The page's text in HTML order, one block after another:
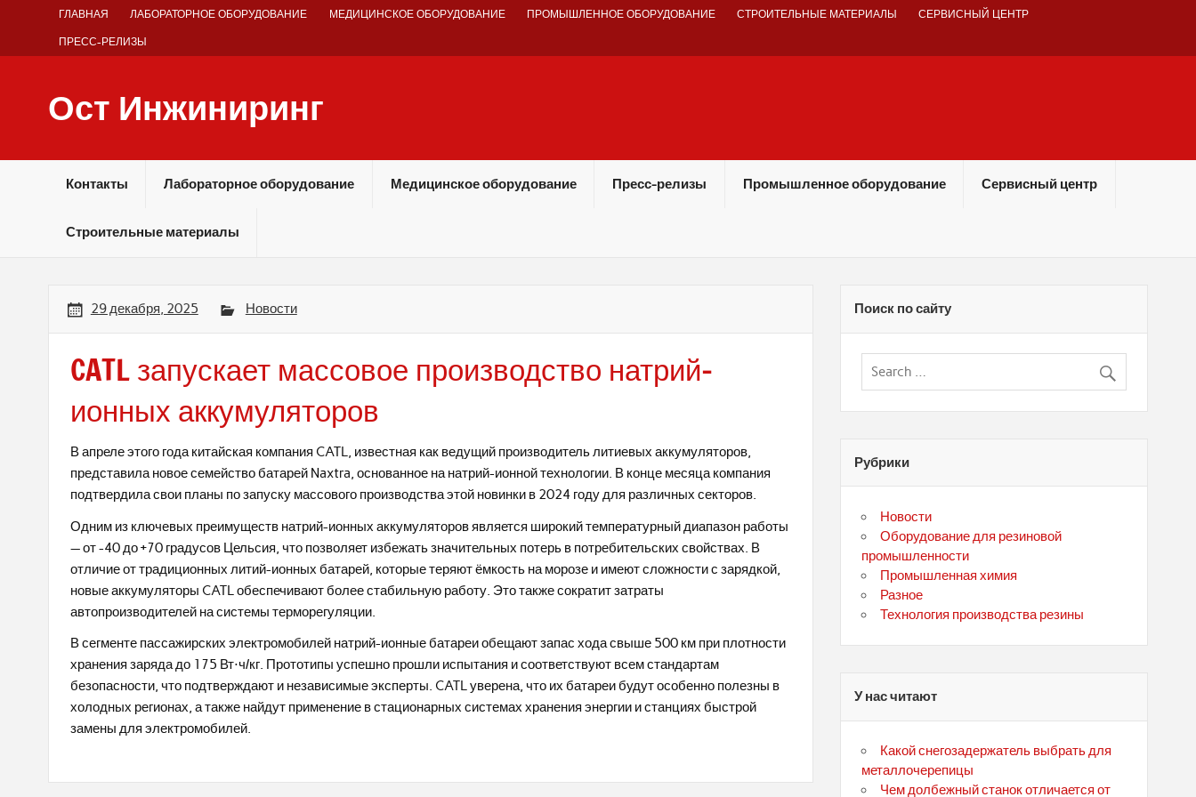
ГЛАВНАЯ ЛАБОРАТОРНОЕ ОБОРУДОВАНИЕ МЕДИЦИНСКОЕ ОБОРУДОВАНИЕ ПРОМЫШЛЕННОЕ ОБОРУДОВАНИЕ СТРОИТЕЛЬНЫЕ МАТЕРИАЛЫ СЕРВИСНЫЙ ЦЕНТР
ПРЕСС-РЕЛИЗЫ
Ост Инжиниринг
Контакты Лабораторное оборудование Медицинское оборудование Пресс-релизы Промышленное оборудование Сервисный центр
Строительные материалы
29 декабря, 2025 Новости
CATL запускает массовое производство натрий-
ионных аккумуляторов
В апреле этого года китайская компания CATL, известная как ведущий производитель литиевых аккумуляторов,
представила новое семейство батарей Naxtra, основанное на натрий-ионной технологии. В конце месяца компания
подтвердила свои планы по запуску массового производства этой новинки в 2024 году для различных секторов.
Одним из ключевых преимуществ натрий-ионных аккумуляторов является широкий температурный диапазон работы
— от -40 до +70 градусов Цельсия, что позволяет избежать значительных потерь в потребительских свойствах. В
отличие от традиционных литий-ионных батарей, которые теряют ёмкость на морозе и имеют сложности с зарядкой,
новые аккумуляторы CATL обеспечивают более стабильную работу. Это также сократит затраты
автопроизводителей на системы терморегуляции.
В сегменте пассажирских электромобилей натрий-ионные батареи обещают запас хода свыше 500 км при плотности
хранения заряда до 175 Вт⋅ч/кг. Прототипы успешно прошли испытания и соответствуют всем стандартам
безопасности, что подтверждают и независимые эксперты. CATL уверена, что их батареи будут особенно полезны в
холодных регионах, а также найдут применение в стационарных системах хранения энергии и станциях быстрой
замены для электромобилей.
Поиск по сайту
Рубрики
Новости
Оборудование для резиновой
промышленности
Промышленная химия
Разное
Технология производства резины
У нас читают
Какой снегозадержатель выбрать для
металлочерепицы
Чем долбежный станок отличается от